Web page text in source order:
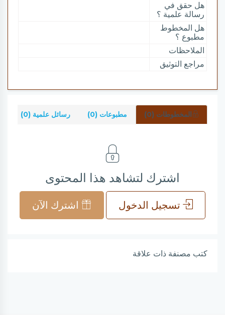
هل حقق في
رسالة علمية ؟
هل المخطوط
مطبوع ؟
الملاحظات
مراجع التوثيق
المخطوطات (0) مطبوعات (0) رسائل علمية (0)
اشترك لتشاهد هذا المحتوى
تسجيل الدخول اشترك الآن
كتب مصنفة ذات علاقة